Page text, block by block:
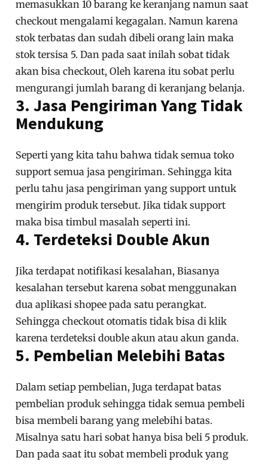
memasukkan 10 barang ke keranjang namun saat
checkout mengalami kegagalan. Namun karena
stok terbatas dan sudah dibeli orang lain maka
stok tersisa 5. Dan pada saat inilah sobat tidak
akan bisa checkout, Oleh karena itu sobat perlu
mengurangi jumlah barang di keranjang belanja.
3. Jasa Pengiriman Yang Tidak
Mendukung
Seperti yang kita tahu bahwa tidak semua toko
support semua jasa pengiriman. Sehingga kita
perlu tahu jasa pengiriman yang support untuk
mengirim produk tersebut. Jika tidak support
maka bisa timbul masalah seperti ini.
4. Terdeteksi Double Akun
Jika terdapat notifikasi kesalahan, Biasanya
kesalahan tersebut karena sobat menggunakan
dua aplikasi shopee pada satu perangkat.
Sehingga checkout otomatis tidak bisa di klik
karena terdeteksi double akun atau akun ganda.
5. Pembelian Melebihi Batas
Dalam setiap pembelian, Juga terdapat batas
pembelian produk sehingga tidak semua pembeli
bisa membeli barang yang melebihi batas.
Misalnya satu hari sobat hanya bisa beli 5 produk.
Dan pada saat itu sobat membeli produk yang